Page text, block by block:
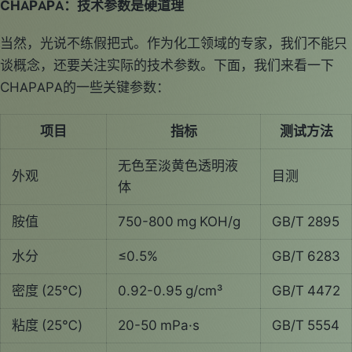
CHAPAPA：技术参数是硬道理
当然，光说不练假把式。作为化工领域的专家，我们不能只
谈概念，还要关注实际的技术参数。下面，我们来看一下
CHAPAPA的一些关键参数：
项目 指标 测试方法
外观
无色至淡黄色透明液
体
目测
胺值 750-800 mg KOH/g
GB/T 2895
水分
≤0.5%
GB/T 6283
密度 (25℃)
0.92-0.95 g/cm³
GB/T 4472
粘度 (25℃)
20-50 mPa·s
GB/T 5554